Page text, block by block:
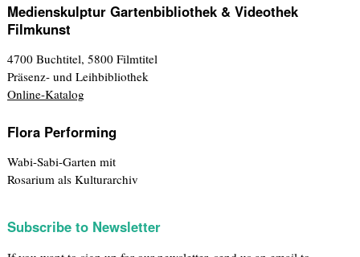
Medienskulptur Gartenbibliothek & Videothek
Filmkunst
4700 Buchtitel, 5800 Filmtitel
Präsenz- und Leihbibliothek
Online-Katalog
Flora Performing
Wabi-Sabi-Garten mit
Rosarium als Kulturarchiv
Subscribe to Newsletter